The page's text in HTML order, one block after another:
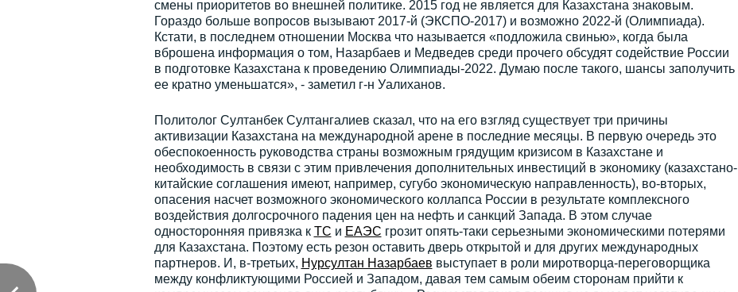
смены приоритетов во внешней политике. 2015 год не является для Казахстана знаковым.
Гораздо больше вопросов вызывают 2017-й (ЭКСПО-2017) и возможно 2022-й (Олимпиада).
Кстати, в последнем отношении Москва что называется «подложила свинью», когда была
вброшена информация о том, Назарбаев и Медведев среди прочего обсудят содействие России
в подготовке Казахстана к проведению Олимпиады-2022. Думаю после такого, шансы заполучить
ее кратно уменьшатся», - заметил г-н Уалиханов.
Политолог Султанбек Султангалиев сказал, что на его взгляд существует три причины
активизации Казахстана на международной арене в последние месяцы. В первую очередь это
обеспокоенность руководства страны возможным грядущим кризисом в Казахстане и
необходимость в связи с этим привлечения дополнительных инвестиций в экономику (казахстано-
китайские соглашения имеют, например, сугубо экономическую направленность), во-вторых,
опасения насчет возможного экономического коллапса России в результате комплексного
воздействия долгосрочного падения цен на нефть и санкций Запада. В этом случае
односторонняя привязка к ТС и ЕАЭС грозит опять-таки серьезными экономическими потерями
для Казахстана. Поэтому есть резон оставить дверь открытой и для других международных
партнеров. И, в-третьих, Нурсултан Назарбаев выступает в роли миротворца-переговорщика
между конфликтующими Россией и Западом, давая тем самым обеим сторонам прийти к